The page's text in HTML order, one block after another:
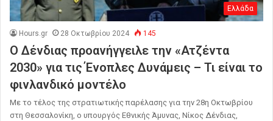
Ελλάδα
Hours.gr 28 Οκτωβρίου 2024 145
Ο Δένδιας προανήγγειλε την «Ατζέντα
2030» για τις Ένοπλες Δυνάμεις – Τι είναι το
φινλανδικό μοντέλο
Με το τέλος της στρατιωτικής παρέλασης για την 28η Οκτωβρίου
στη Θεσσαλονίκη, ο υπουργός Εθνικής Άμυνας, Νίκος Δένδιας,